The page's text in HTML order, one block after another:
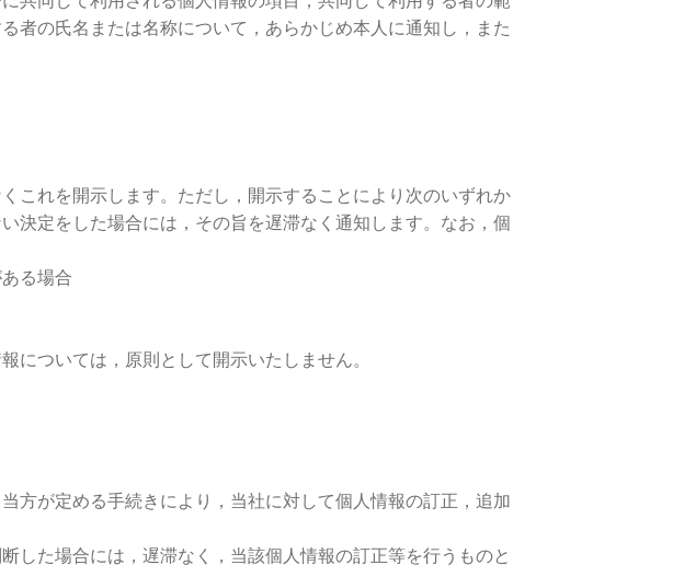
者の氏名または名称について，あらかじめ本人に通知し，また
これを開示します。ただし，開示することにより次のいずれか
決定をした場合には，その旨を遅滞なく通知します。なお，個
る場合
については，原則として開示いたしません。
方が定める手続きにより，当社に対して個人情報の訂正，追加
した場合には，遅滞なく，当該個人情報の訂正等を行うものと